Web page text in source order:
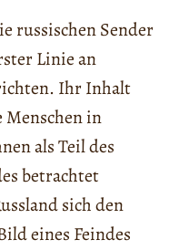
russischen Sender
Linie an
Ihr Inhalt
in
als Teil des
betrachtet
sich den
eines Feindes